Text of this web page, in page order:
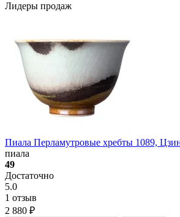
Лидеры продаж
Пиала Перламутровые хребты 1089,
пиала
49
Достаточно
5.0
1 отзыв
2 880 ₽